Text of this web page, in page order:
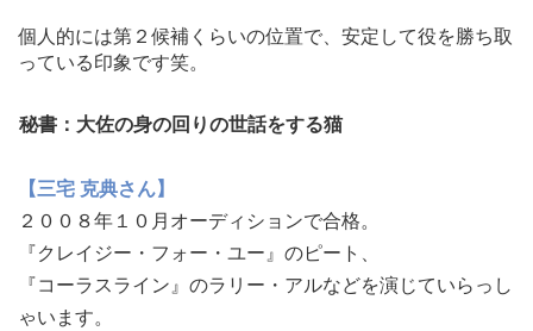
個人的には第２候補くらいの位置で、 安定して役を勝ち取
っている印象です笑。
秘書：大佐の身の回りの世話をする猫
【三宅 克典さん】
２００８年１０月オーディションで合格。
『クレイジー・フォー・ユー』のピート、
『コーラスライン』 のラリー・アルなどを演じていらっし
ゃいます。